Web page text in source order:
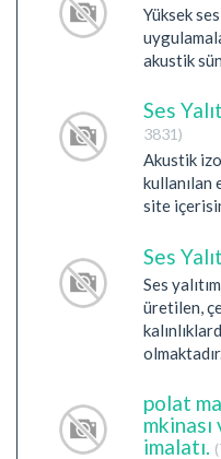
Yüksek
akustik
Ses
3831)
Akustik
kullanılan
site
Ses
Ses
üretilen,
polat
imalatı.